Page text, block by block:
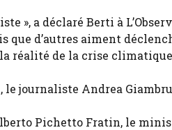
», a déclaré Berti à
d’autres aiment
réalité de la crise climatique
le journaliste Andrea
Pichetto Fratin, le